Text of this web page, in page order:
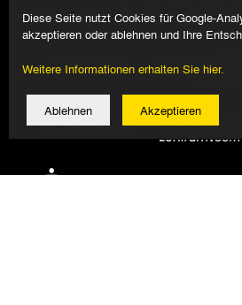
Diese Seite nutzt Cookies für Google-
akzeptieren oder ablehnen und Ihre
Weitere Informationen erhalten Sie hier.
Ablehnen Akzeptieren